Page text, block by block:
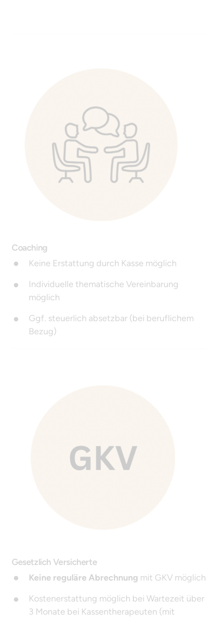
Coaching
Keine Erstattung durch Kasse möglich
Individuelle thematische Vereinbarung
möglich
Ggf. steuerlich absetzbar (bei beruflichem
Bezug)
Gesetzlich Versicherte
Keine reguläre Abrechnung mit GKV möglich
Kostenerstattung möglich bei Wartezeit über
3 Monate bei Kassentherapeuten (mit